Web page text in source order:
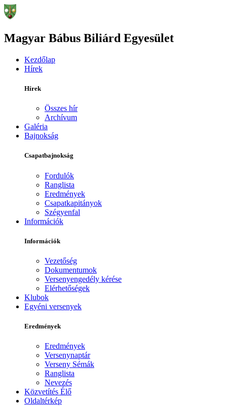
Magyar Bábus Biliárd Egyesület
Kezdőlap
Hírek
Hírek
Összes hír
Archívum
Galéria
Bajnokság
Csapatbajnokság
Fordulók
Ranglista
Eredmények
Csapatkapitányok
Szégyenfal
Információk
Információk
Vezetőség
Dokumentumok
Versenyengedély kérése
Elérhetőségek
Klubok
Egyéni versenyek
Eredmények
Eredmények
Versenynaptár
Verseny Sémák
Ranglista
Nevezés
Közvetítés Élő
Oldaltérkép